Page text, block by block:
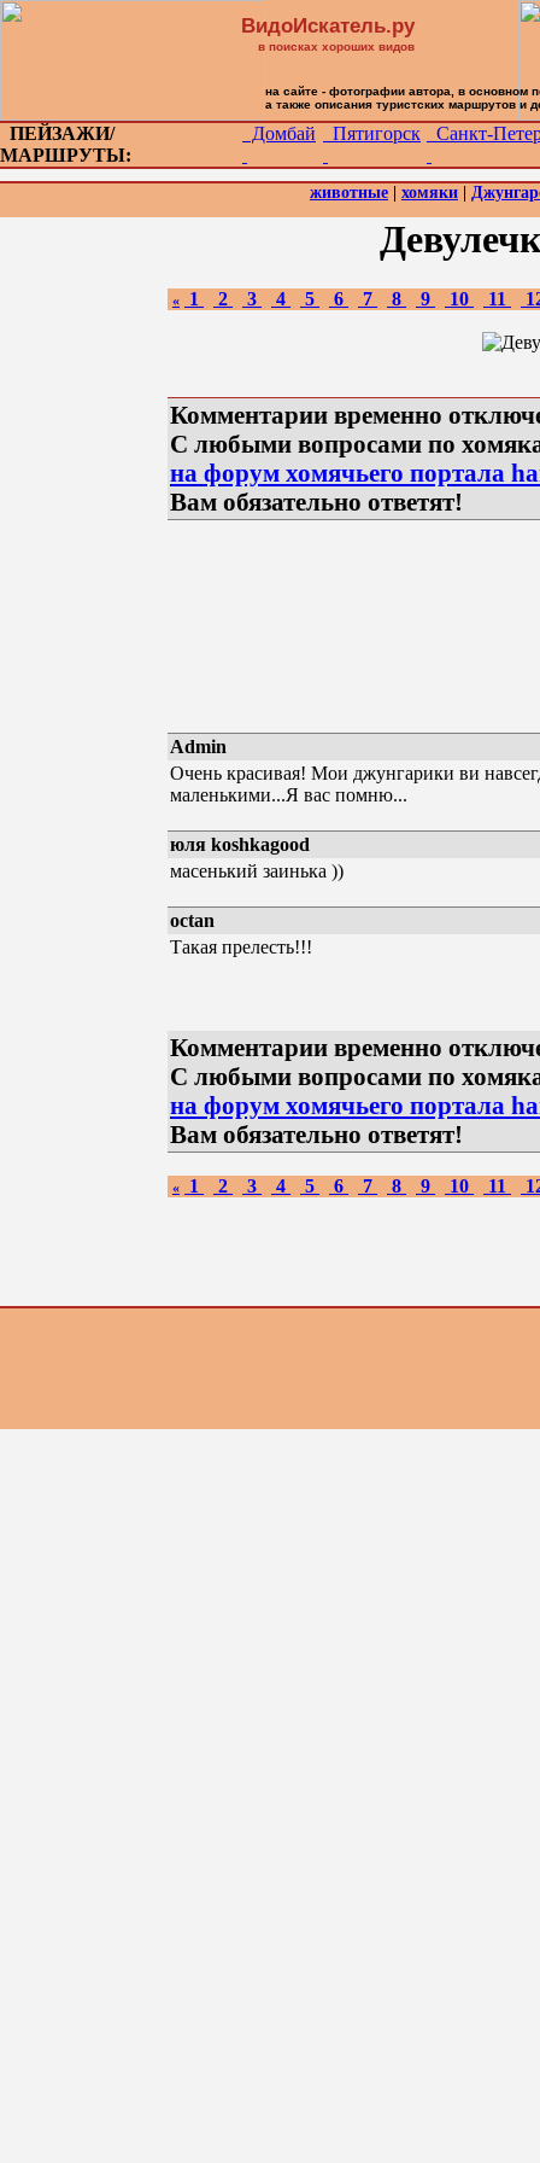
ПЕЙЗАЖИ/
МАРШРУТЫ:
Домбай Пятигорск Санкт-
животные хомяки
« 1 2 3 4 5 6 7 8 9 10 11
Комментарии временно
С любыми вопросами по
на форум хомячьего портала
Вам обязательно ответят!
Admin
Очень красивая! Мои джунгарики ви
маленькими...Я вас помню...
юля koshkagood
масенький заинька ))
octan
Такая прелесть!!!
Комментарии временно
С любыми вопросами по
на форум хомячьего портала
Вам обязательно ответят!
« 1 2 3 4 5 6 7 8 9 10 11
ВидоИскатель.ру
в поисках хороших видов
на сайте - фотографии автора, в основном
а также описания туристских маршрутов и